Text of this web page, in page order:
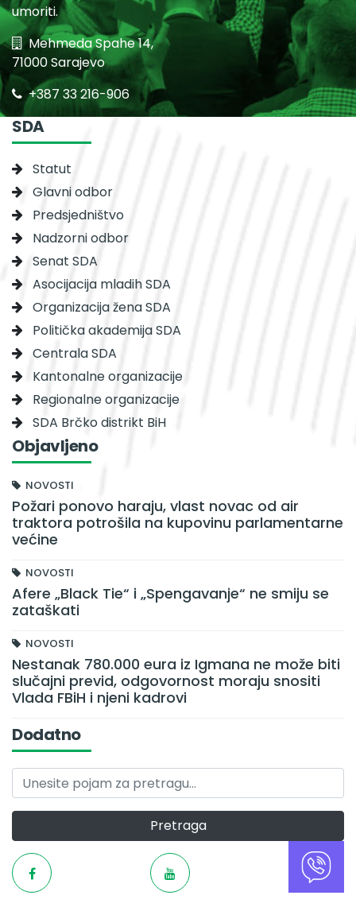
umoriti.
Mehmeda Spahe 14,
71000 Sarajevo
+387 33 216-906
SDA
Statut
Glavni odbor
Predsjedništvo
Nadzorni odbor
Senat SDA
Asocijacija mladih SDA
Organizacija žena SDA
Politička akademija SDA
Centrala SDA
Kantonalne organizacije
Regionalne organizacije
SDA Brčko distrikt BiH
Objavljeno
NOVOSTI
Požari ponovo haraju, vlast novac od air
traktora potrošila na kupovinu parlamentarne
većine
NOVOSTI
Afere „Black Tie“ i „Spengavanje“ ne smiju se
zataškati
NOVOSTI
Nestanak 780.000 eura iz Igmana ne može biti
slučajni previd, odgovornost moraju snositi
Vlada FBiH i njeni kadrovi
Dodatno
Pretraga